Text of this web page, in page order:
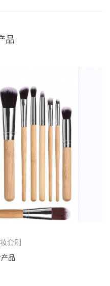
品
套刷
品